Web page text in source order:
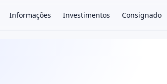
Informações Investimentos Consignado